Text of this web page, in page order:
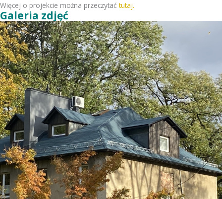
Więcej o projekcie można przeczytaćtutaj.
Galeria zdjęć